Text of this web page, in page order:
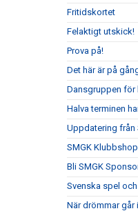
Fritidskortet
Felaktigt utskick!
Prova på!
Det här är på
Dansgruppen för
Halva terminen
Uppdatering från
SMGK
Bli SMGK
Svenska spel
När drömmar går